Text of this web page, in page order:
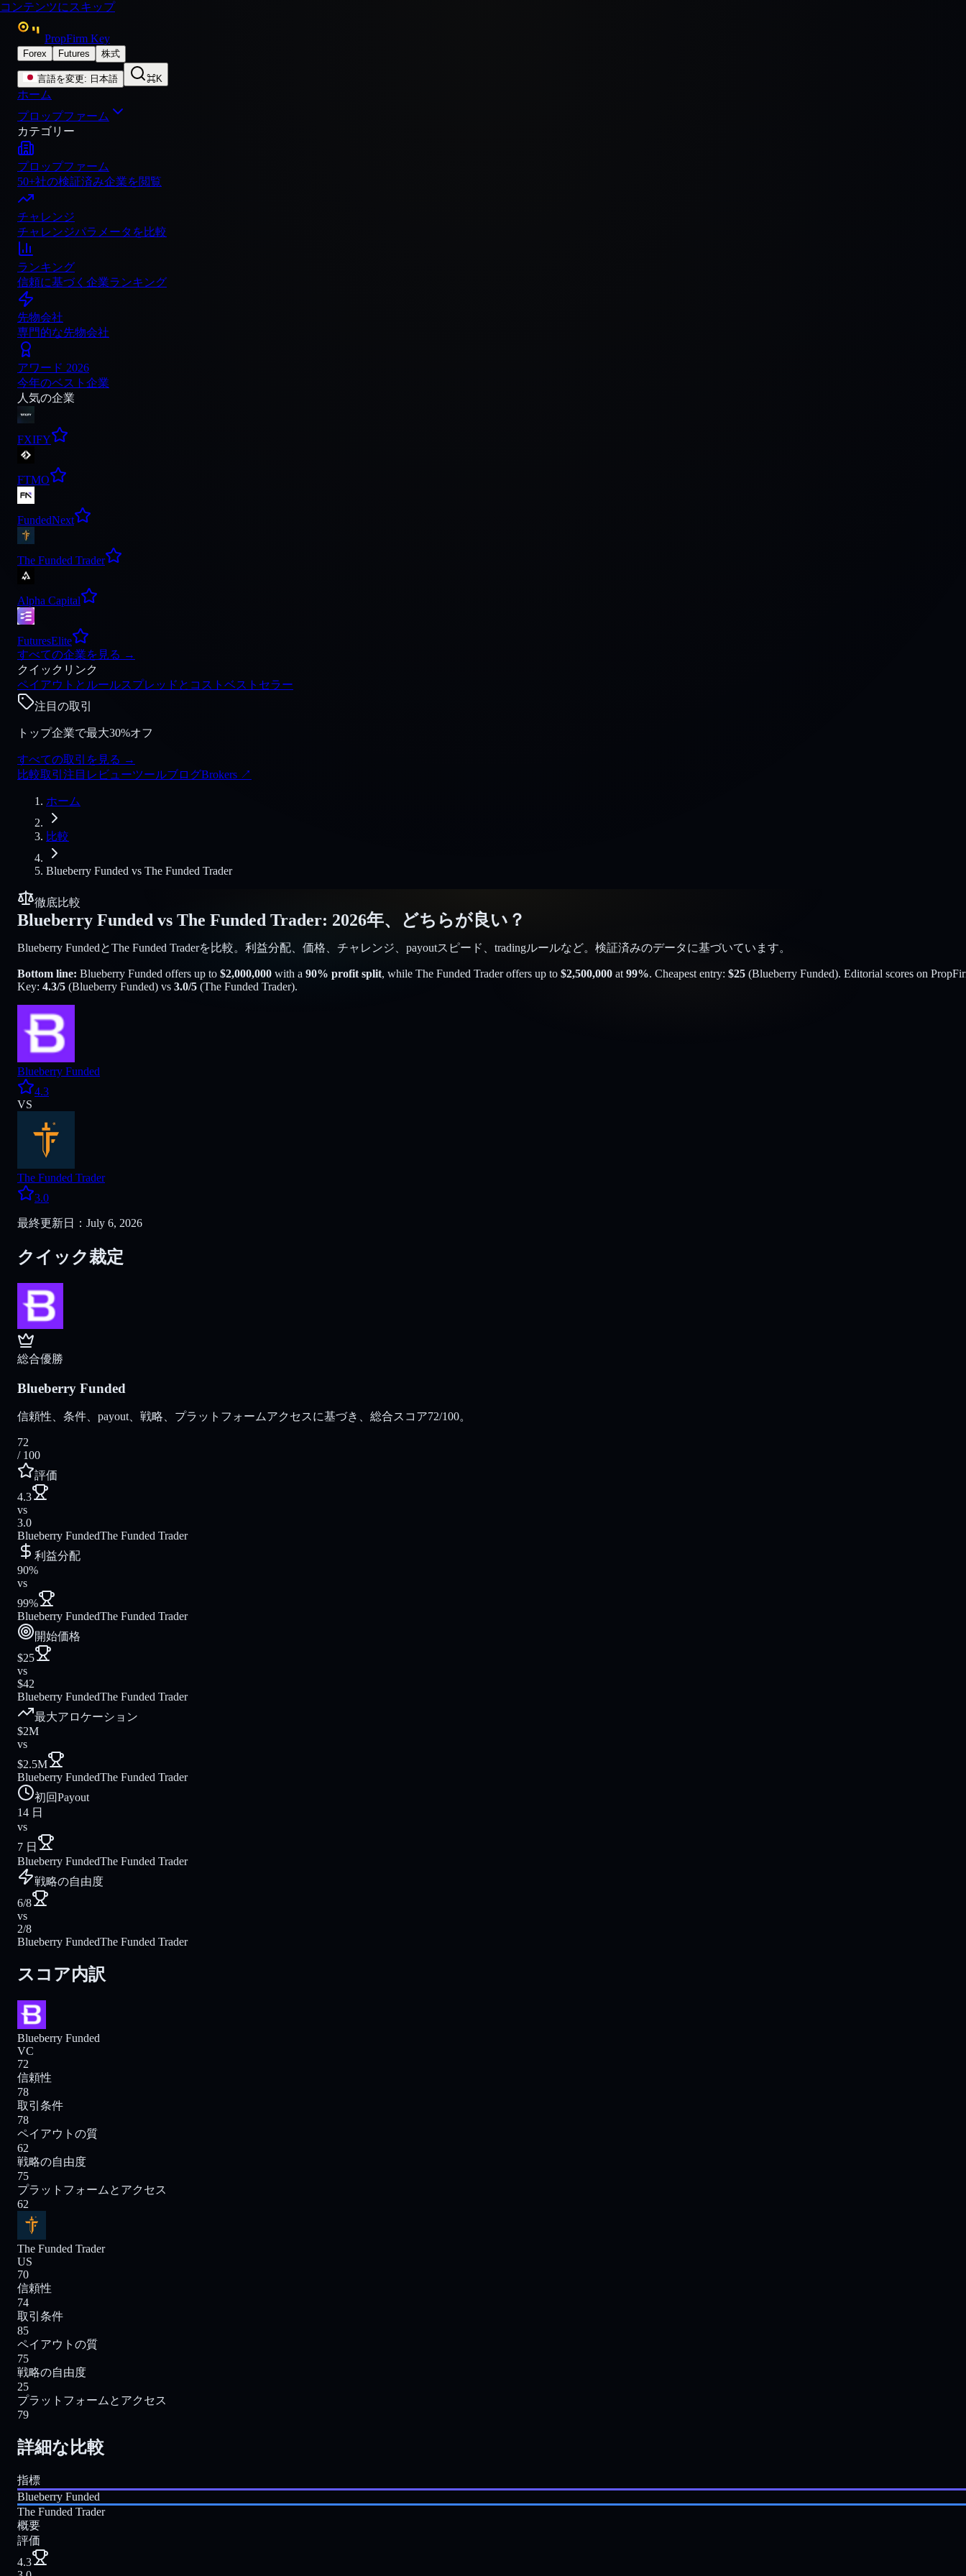
コンテンツにスキップ
PropFirm Key
Forex Futures 株式
言語を変更: 日本語 ⌘K
ホーム
プロップファーム
カテゴリー
プロップファーム
50+社の検証済み企業を閲覧
チャレンジ
チャレンジパラメータを比較
ランキング
信頼に基づく企業ランキング
先物会社
専門的な先物会社
アワード 2026
今年のベスト企業
人気の企業
FXIFY
FTMO
FundedNext
The Funded Trader
Alpha Capital
FuturesElite
すべての企業を見る →
クイックリンク
ペイアウトとルールスプレッドとコスト ベストセラー
注目の取引
トップ企業で最大30%オフ
すべての取引を見る →
比較取引 注目 レビューツールブログBrokers ↗
ホーム
比較
Blueberry Funded vs The Funded Trader
徹底比較
Blueberry Funded vs The Funded Trader: 2026年、どちらが良い？
Blueberry FundedとThe Funded Traderを比較。利益分配、価格、チャレンジ、payoutスピード、tradingルールなど。検証済みのデータに基づいています。
Bottom line: Blueberry Funded offers up to $2,000,000 with a 90% profit split, while The Funded Traderoffers up to $2,500,000 at 99%. Cheapest entry: $25 (Blueberry Funded). Editorial scores on
Key: 4.3/5 (Blueberry Funded) vs 3.0/5 (The Funded Trader).
Blueberry Funded
4.3
VS
The Funded Trader
3.0
最終更新日：July 6, 2026
クイック裁定
総合優勝
Blueberry Funded
信頼性、条件、payout、戦略、プラットフォームアクセスに基づき、総合スコア72/100。
72
/ 100
評価
4.3
vs
3.0
Blueberry FundedThe Funded Trader
利益分配
90%
vs
99%
Blueberry FundedThe Funded Trader
開始価格
$25
vs
$42
Blueberry FundedThe Funded Trader
最大アロケーション
$2M
vs
$2.5M
Blueberry FundedThe Funded Trader
初回Payout
14 日
vs
7 日
Blueberry FundedThe Funded Trader
戦略の自由度
6/8
vs
2/8
Blueberry FundedThe Funded Trader
スコア内訳
Blueberry Funded
VC
72
信頼性
78
取引条件
78
ペイアウトの質
62
戦略の自由度
75
プラットフォームとアクセス
62
The Funded Trader
US
70
信頼性
74
取引条件
85
ペイアウトの質
75
戦略の自由度
25
プラットフォームとアクセス
79
詳細な比較
指標
Blueberry Funded
The Funded Trader
概要
評価
4.3